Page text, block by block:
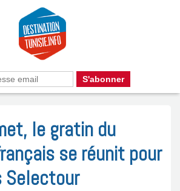
le gratin du
se réunit pour
Selectour